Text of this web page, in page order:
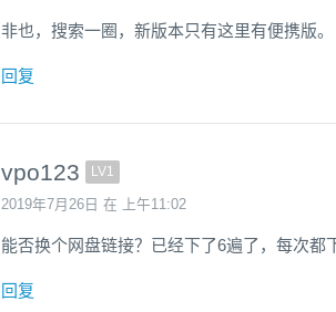
非也，搜索一圈，新版本只有这里有便携版。
回复
vpo123 LV1
2019年7月26日 在 上午11:02
能否换个网盘链接？已经下了6遍了，每次都
回复